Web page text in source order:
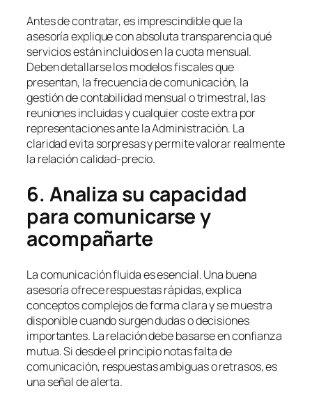
Antes de contratar, es imprescindible que la
asesoría explique con absoluta transparencia qué
servicios están incluidos en la cuota mensual.
Deben detallarse los modelos fiscales que
presentan, la frecuencia de comunicación, la
gestión de contabilidad mensual o trimestral, las
reuniones incluidas y cualquier coste extra por
representaciones ante la Administración. La
claridad evita sorpresas y permite valorar realmente
la relación calidad-precio.
6. Analiza su capacidad
para comunicarse y
acompañarte
La comunicación fluida es esencial. Una buena
asesoría ofrece respuestas rápidas, explica
conceptos complejos de forma clara y se muestra
disponible cuando surgen dudas o decisiones
importantes. La relación debe basarse en confianza
mutua. Si desde el principio notas falta de
comunicación, respuestas ambiguas o retrasos, es
una señal de alerta.